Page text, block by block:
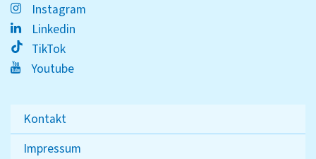
Instagram
Linkedin
TikTok
Youtube
Kontakt
Impressum